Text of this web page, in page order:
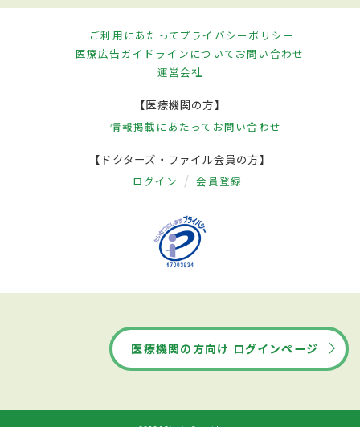
ご利用にあたってプライバシーポリシー
医療広告ガイドラインについてお問い合わせ
運営会社
【医療機関の方】
情報掲載にあたって お問い合わせ
【ドクターズ・ファイル会員の方】
ログイン 会員登録
医療機関の方向け ログインページ